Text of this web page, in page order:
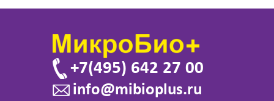
+7(495) 642 27 00
info@mibioplus.ru